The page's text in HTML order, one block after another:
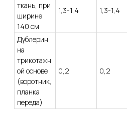
ткань, при
ширине
140 см
1,3-1,4 1,3-1,4
Дублерин
на
трикотажн
ой основе
(воротник,
планка
переда)
0,2 0,2